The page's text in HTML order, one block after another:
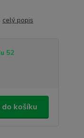
celý popis
52
košíku